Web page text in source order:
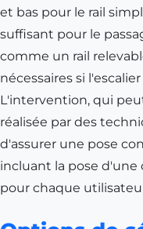
et bas pour le rail
suffisant pour le
comme un rail
nécessaires si
L'intervention, qui
réalisée par des
d'assurer une pose
incluant la pose
pour chaque